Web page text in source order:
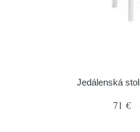
Jedálenská
71 €